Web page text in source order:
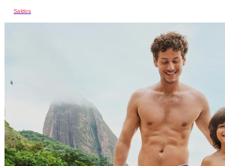
Saldos